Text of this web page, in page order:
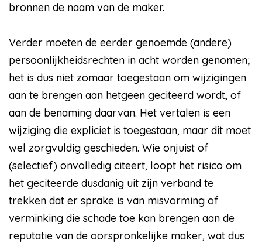
bronnen de naam van de maker.
Verder moeten de eerder genoemde (andere)
persoonlijkheidsrechten in acht worden genomen;
het is dus niet zomaar toegestaan om wijzigingen
aan te brengen aan hetgeen geciteerd wordt, of
aan de benaming daarvan. Het vertalen is een
wijziging die expliciet is toegestaan, maar dit moet
wel zorgvuldig geschieden. Wie onjuist of
(selectief) onvolledig citeert, loopt het risico om
het geciteerde dusdanig uit zijn verband te
trekken dat er sprake is van misvorming of
verminking die schade toe kan brengen aan de
reputatie van de oorspronkelijke maker, wat dus